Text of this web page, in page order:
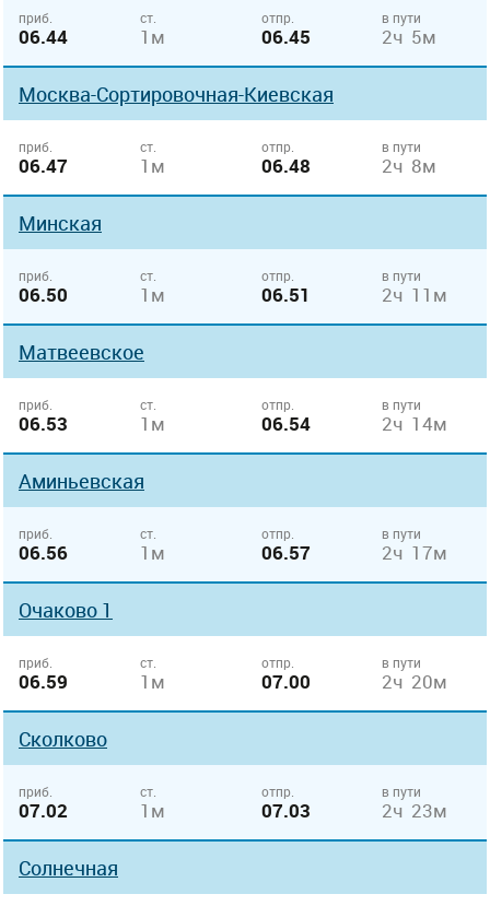
приб.
06.44
ст.
1м
отпр.
06.45
в пути
2ч 5м
Москва-Сортировочная-Киевская
приб.
06.47
ст.
1м
отпр.
06.48
в пути
2ч 8м
Минская
приб.
06.50
ст.
1м
отпр.
06.51
в пути
2ч 11м
Матвеевское
приб.
06.53
ст.
1м
отпр.
06.54
в пути
2ч 14м
Аминьевская
приб.
06.56
ст.
1м
отпр.
06.57
в пути
2ч 17м
Очаково 1
приб.
06.59
ст.
1м
отпр.
07.00
в пути
2ч 20м
Сколково
приб.
07.02
ст.
1м
отпр.
07.03
в пути
2ч 23м
Солнечная